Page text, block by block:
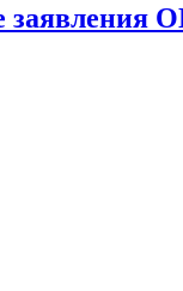
заявления